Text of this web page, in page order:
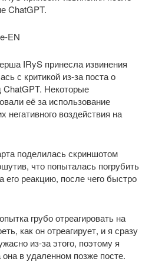
EN
IRyS принесла извинения
с критикой из-за поста о
ChatGPT. Некоторые
её за использование
негативного воздействия на
поделилась скриншотом
что попыталась погрубить
реакцию, после чего быстро
грубо отреагировать на
как он отреагирует, и я сразу
из-за этого, поэтому я
в удаленном позже посте.